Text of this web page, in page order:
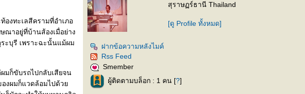
องทะเลสีครามที่อำเภอ
ณาอยู่ที่บ้านส้องเมื่อย่าง
ะบุรี เพราะฉะนั้นแม้ผม
มก็ขับรถไปกลับเสียจน
องผมก็แวดล้อมไปด้ว
สุราษฏร์ธานี Thailand
[ดู Profile ทั้งหมด]
ฝากข้อความหลังไมค์
Rss Feed
Smember
ผู้ติดตามบล็อก : 1 คน [?]